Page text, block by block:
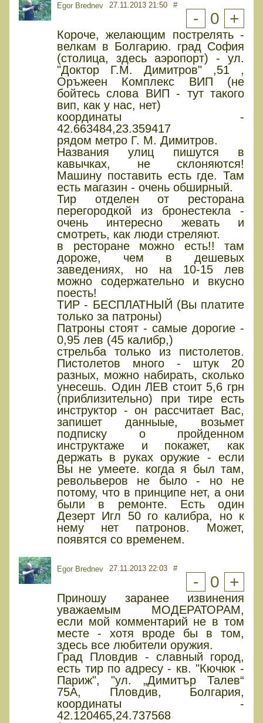
Egor Brednev 27.11.2013 21:50 #
- 0 +
Короче, желающим пострелять -
велкам в Болгарию. град София
(столица, здесь аэропорт) - ул.
"Доктор Г.М. Димитров" ,51 ,
Оръжеен Комплекс ВИП (не
бойтесь слова ВИП - тут такого
вип, как у нас, нет)
координаты -
42.663484,23.359417
рядом метро Г. М. Димитров.
Названия улиц пишутся в
кавычках, не склоняются!
Машину поставить есть где. Там
есть магазин - очень обширный.
Тир отделен от ресторана
перегородкой из бронестекла -
очень интересно жевать и
смотреть, как люди стреляют.
в ресторане можно есть!! там
дороже, чем в дешевых
заведениях, но на 10-15 лев
можно содержательно и вкусно
поесть!
ТИР - БЕСПЛАТНЫЙ (Вы платите
только за патроны)
Патроны стоят - самые дорогие -
0,95 лев (45 калибр,)
стрельба только из пистолетов.
Пистолетов много - штук 20
разных, можно набирать, сколько
унесешь. Один ЛЕВ стоит 5,6 грн
(приблизительно) при тире есть
инструктор - он рассчитает Вас,
запишет данныые, возьмет
подписку о пройденном
инструктаже и покажет, как
держать в руках оружие - если
Вы не умеете. когда я был там,
револьверов не было - но не
потому, что в принципе нет, а они
были в ремонте. Есть один
Дезерт Игл 50 го калибра, но к
нему нет патронов. Может,
появятся со временем.
Egor Brednev 27.11.2013 22:03 #
- 0 +
Приношу заранее извинения
уважаемым МОДЕРАТОРАМ,
если мой комментарий не в том
месте - хотя вроде бы в том,
здесь все любители оружия.
Град Пловдив - славный город,
есть тир по адресу - кв. "Кючюк -
Париж", "ул. „Димитър Талев“
75А, Пловдив, Болгария,
координаты -
42.120465,24.737568